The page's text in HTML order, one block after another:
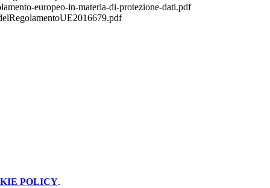
europeo-in-materia-di-protezione-dati.pdf
POLICY.